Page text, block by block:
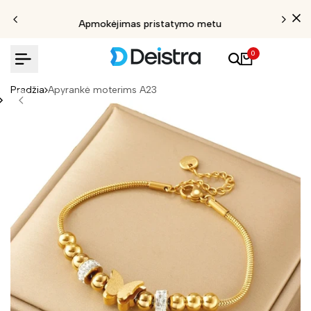
Apmokėjimas pristatymo metu
0
Pradžia Apyrankė moterims A23